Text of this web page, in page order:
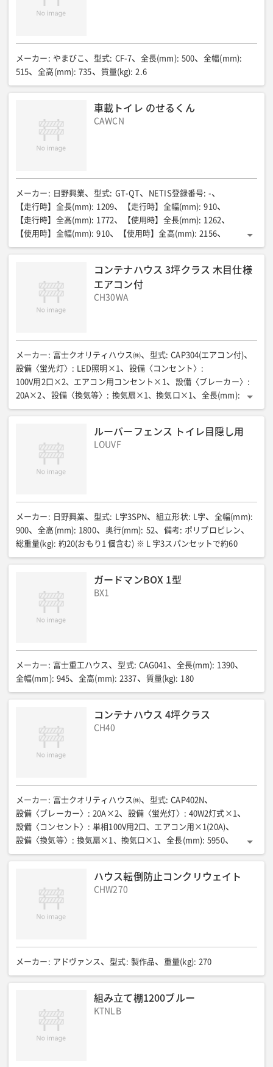
メーカー : やまびこ 型式: CF-7 全長(mm): 500 全幅(mm):
515
全高(mm): 735 質量(kg): 2.6
車載トイレ のせるくん
CAWCN
メーカー : 日野興業 型式: GT-QT NETIS登録番号: -
【走行時】全長(mm): 1209 【走行時】全幅(mm): 910
【走行時】全高(mm): 1772 【使用時】全長(mm): 1262
【使用時】全幅(mm): 910 【使用時】全高(mm): 2156
質量(kg): 103 便槽タンク容量(L): 約80 洗浄水タンク容量(L): 20
コンテナハウス 3坪クラス 木目仕様
エアコン付
CH30WA
メーカー : 富士クオリティハウス㈱ 型式: CAP304(エアコン付)
設備〈蛍光灯〉 : LED照明×1 設備〈コンセント〉 :
100V用2口×2、エアコン用コンセント×1
設備〈ブレーカー〉 :
20A×2
設備〈換気等〉 : 換気扇×1、換気口×1 全長(mm):
4730
全幅(mm): 2250 全高(mm): 2455 室内高(mm): 2140
ルーバーフェンス トイレ目隠し用
LOUVF
メーカー : 日野興業 型式: L字3SPN 組立形状: L字 全幅(mm):
900
全高(mm): 1800 奥行(mm): 52 備考: ポリプロピレン
総重量(kg): 約20(おもり1 個含む) ※ L 字3スパンセットで約60
ガードマンBOX 1型
BX1
メーカー : 富士重工ハウス 型式: CAG041 全長(mm): 1390
全幅(mm): 945 全高(mm): 2337 質量(kg): 180
コンテナハウス 4坪クラス
CH40
メーカー : 富士クオリティハウス㈱ 型式: CAP402N
設備〈ブレーカー〉 : 20A×2 設備〈蛍光灯〉 : 40W2灯式×1
設備〈コンセント〉 : 単相100V用2口、エアコン用×1(20A)
設備〈換気等〉 : 換気扇×1、換気口×1 全長(mm): 5950
全幅(mm): 2225 全高(mm): 2455 室内高(mm): 2140 床面積:
ハウス転倒防止コンクリウェイト
CHW270
メーカー : アドヴァンス 型式: 製作品 重量(kg): 270
組み立て棚1200ブルー
KTNLB